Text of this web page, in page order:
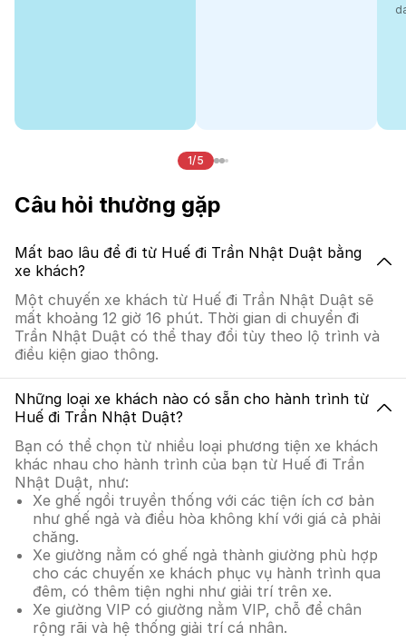
1/5
Câu hỏi thường gặp
Mất bao lâu để đi từ Huế đi Trần Nhật Duật bằng
xe khách?
Một chuyến xe khách từ Huế đi Trần Nhật Duật sẽ
mất khoảng 12 giờ 16 phút. Thời gian di chuyển đi
Trần Nhật Duật có thể thay đổi tùy theo lộ trình và
điều kiện giao thông.
Những loại xe khách nào có sẵn cho hành trình từ
Huế đi Trần Nhật Duật?
Bạn có thể chọn từ nhiều loại phương tiện xe khách
khác nhau cho hành trình của bạn từ Huế đi Trần
Nhật Duật, như:
Xe ghế ngồi truyền thống với các tiện ích cơ bản
như ghế ngả và điều hòa không khí với giá cả phải
chăng.
Xe giường nằm có ghế ngả thành giường phù hợp
cho các chuyến xe khách phục vụ hành trình qua
đêm, có thêm tiện nghi như giải trí trên xe.
Xe giường VIP có giường nằm VIP, chỗ để chân
rộng rãi và hệ thống giải trí cá nhân.